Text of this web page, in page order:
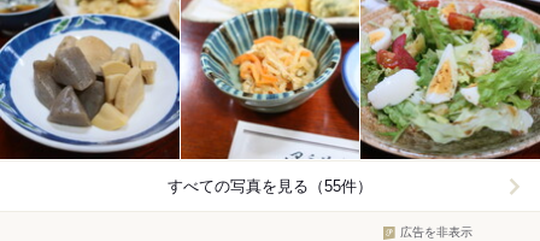
すべての写真を見る（55件）
広告を非表示